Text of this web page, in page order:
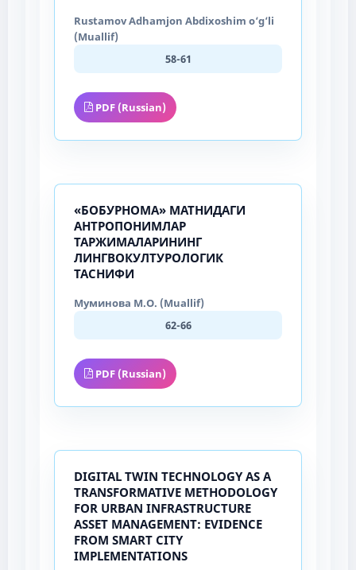
Rustamov Adhamjon Abdixoshim o‘g‘li
(Muallif)
58-61
PDF (Russian)
«БОБУРНОМА» МАТНИДАГИ
АНТРОПОНИМЛАР
ТАРЖИМАЛАРИНИНГ
ЛИНГВОКУЛТУРОЛОГИК
ТАСНИФИ
Муминова М.О. (Muallif)
62-66
PDF (Russian)
DIGITAL TWIN TECHNOLOGY AS A
TRANSFORMATIVE METHODOLOGY
FOR URBAN INFRASTRUCTURE
ASSET MANAGEMENT: EVIDENCE
FROM SMART CITY
IMPLEMENTATIONS